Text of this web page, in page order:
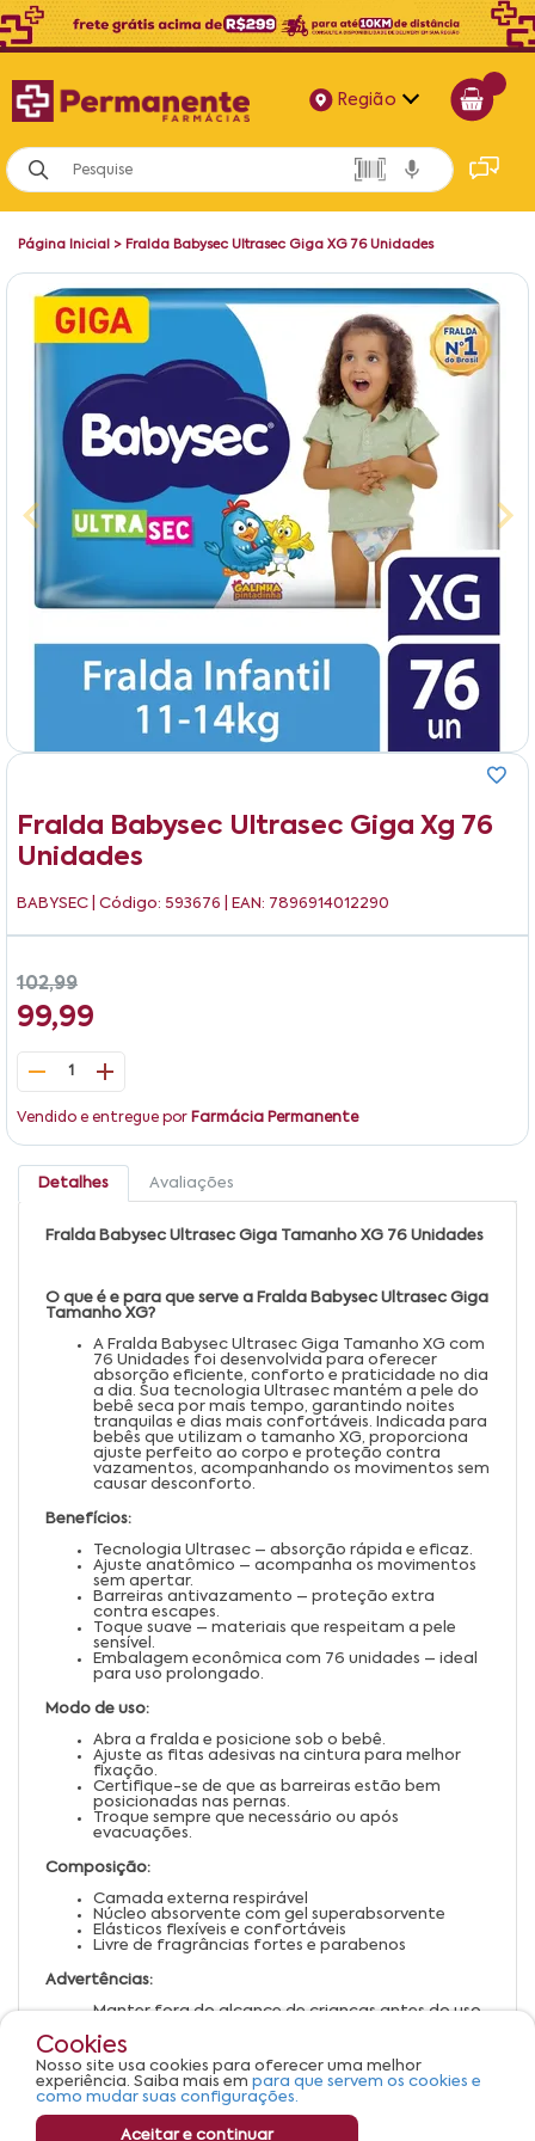
Região
Alagoas
Bahia
Pernambuco
Página Inicial > Fralda Babysec Ultrasec Giga XG 76 Unidades
Fralda Babysec Ultrasec Giga Xg 76
Unidades
BABYSEC | Código: 593676 | EAN: 7896914012290
102,99
99,99
1
Vendido e entregue por Farmácia Permanente
Detalhes Avaliações
Fralda Babysec Ultrasec Giga Tamanho XG 76 Unidades
O que é e para que serve a Fralda Babysec Ultrasec Giga
Tamanho XG?
A Fralda Babysec Ultrasec Giga Tamanho XG com
76 Unidades foi desenvolvida para oferecer
absorção eficiente, conforto e praticidade no dia
a dia. Sua tecnologia Ultrasec mantém a pele do
bebê seca por mais tempo, garantindo noites
tranquilas e dias mais confortáveis. Indicada para
bebês que utilizam o tamanho XG, proporciona
ajuste perfeito ao corpo e proteção contra
vazamentos, acompanhando os movimentos sem
causar desconforto.
Benefícios:
Tecnologia Ultrasec – absorção rápida e eficaz.
Ajuste anatômico – acompanha os movimentos
sem apertar.
Barreiras antivazamento – proteção extra
contra escapes.
Toque suave – materiais que respeitam a pele
sensível.
Embalagem econômica com 76 unidades – ideal
para uso prolongado.
Modo de uso:
Abra a fralda e posicione sob o bebê.
Ajuste as fitas adesivas na cintura para melhor
fixação.
Certifique-se de que as barreiras estão bem
posicionadas nas pernas.
Troque sempre que necessário ou após
evacuações.
Composição:
Camada externa respirável
Núcleo absorvente com gel superabsorvente
Elásticos flexíveis e confortáveis
Livre de fragrâncias fortes e parabenos
Advertências:
Manter fora do alcance de crianças antes do uso.
assaduras.
Verificar o tamanho adequado para o peso do
bebê.
Descartar corretamente após o uso.
Cookies
Nosso site usa cookies para oferecer uma melhor
experiência. Saiba mais em para que servem os cookies e
como mudar suas configurações.
Aceitar e continuar